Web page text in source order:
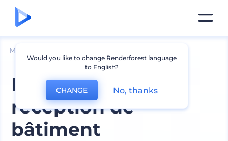
Mockups
Maquettes de
réception de
bâtiment
Would you like to change Renderforest language
to English?
CHANGE No, thanks